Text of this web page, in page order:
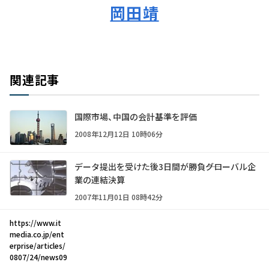
岡田靖
関連記事
国際市場、中国の会計基準を評価
2008年12月12日 10時06分
データ提出を受けた後3日間が勝負――グローバル企
業の連結決算
2007年11月01日 08時42分
https://www.it
media.co.jp/ent
erprise/articles/
0807/24/news09